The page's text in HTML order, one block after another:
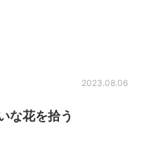
2023.08.06
な花を拾う